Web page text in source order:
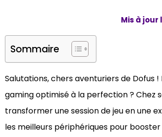
Mis à jour
Sommaire
Salutations, chers aventuriers de Dofus
gaming optimisé à la perfection ? Chez
transformer une session de jeu en une
les meilleurs périphériques pour